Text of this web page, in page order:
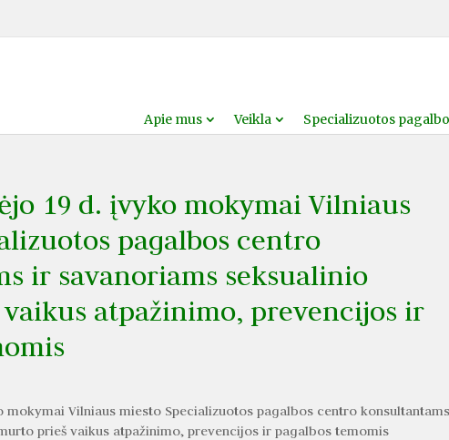
Apie mus Veikla Specializuotos
19 d. įvyko mokymai Vilniaus
pagalbos centro
ir savanoriams seksualinio
atpažinimo, prevencijos ir
mokymai Vilniaus miesto Specializuotos pagalbos centro
prieš vaikus atpažinimo, prevencijos ir pagalbos temomis